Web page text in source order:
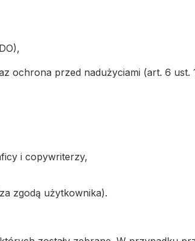
ochrona przed nadużyciami (art. 6 ust.
i copywriterzy,
zgodą użytkownika).